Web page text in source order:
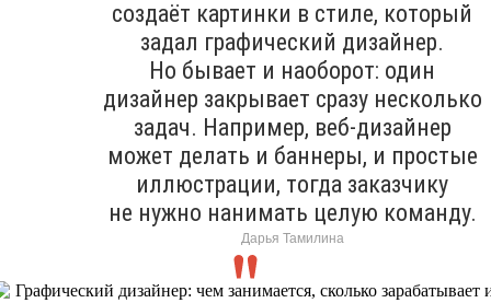
создаёт картинки в стиле, который
задал графический дизайнер.
Но бывает и наоборот: один
дизайнер закрывает сразу несколько
задач. Например, веб-дизайнер
может делать и баннеры, и простые
иллюстрации, тогда заказчику
не нужно нанимать целую команду.
Дарья Тамилина